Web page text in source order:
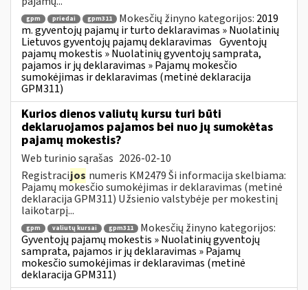
gpm priedai gpm311 Mokesčių žinyno kategorijos: 2019
m. gyventojų pajamų ir turto deklaravimas » Nuolatinių
Lietuvos gyventojų pajamų deklaravimas Gyventojų
pajamų mokestis » Nuolatinių gyventojų samprata,
pajamos ir jų deklaravimas » Pajamų mokesčio
sumokėjimas ir deklaravimas (metinė deklaracija
GPM311)
Kurios dienos valiutų kursu turi būti
deklaruojamos pajamos bei nuo jų sumokėtas
pajamų mokestis?
Web turinio sąrašas 2026-02-10
Registracijos numeris KM2479 Ši informacija skelbiama:
Pajamų mokesčio sumokėjimas ir deklaravimas (metinė
deklaracija GPM311) Užsienio valstybėje per mokestinį
laikotarpį...
gpm valiutų kursai gpm311
Mokesčių žinyno kategorijos:
Gyventojų pajamų mokestis » Nuolatinių gyventojų
samprata, pajamos ir jų deklaravimas » Pajamų
mokesčio sumokėjimas ir deklaravimas (metinė
deklaracija GPM311)